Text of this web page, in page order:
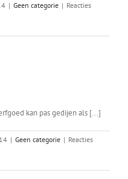
| Geen categorie | Reacties
kan pas gedijen als [...]
| Geen categorie | Reacties